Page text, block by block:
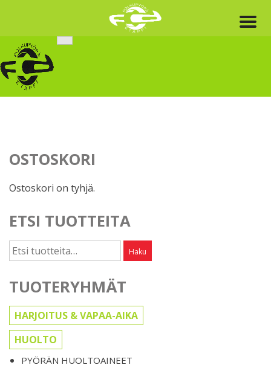
content
OSTOSKORI
Ostoskori on tyhjä.
ETSI TUOTTEITA
Etsi: Haku
TUOTERYHMÄT
HARJOITUS & VAPAA-AIKA
HUOLTO
PYÖRÄN HUOLTOAINEET